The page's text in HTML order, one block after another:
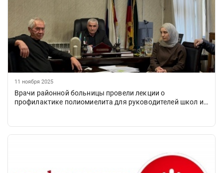
11 ноября 2025
Врачи районной больницы провели лекции о
профилактике полиомиелита для руководителей школ и